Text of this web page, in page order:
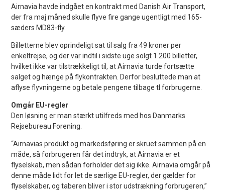
Airnavia havde indgået en kontrakt med Danish Air Transport,
der fra maj måned skulle flyve fire gange ugentligt med 165-
sæders MD83-fly.
Billetterne blev oprindeligt sat til salg fra 49 kroner per
enkeltrejse, og der var indtil i sidste uge solgt 1.200 billetter,
hvilket ikke var tilstrækkeligt til, at Airnavia turde fortsætte
salget og hænge på flykontrakten. Derfor besluttede man at
aflyse flyvningerne og betale pengene tilbage tl forbrugerne.
Omgår EU-regler
Den løsning er man stærkt utilfreds med hos Danmarks
Rejsebureau Forening.
“Airnavias produkt og markedsføring er skruet sammen på en
måde, så forbrugeren får det indtryk, at Airnavia er et
flyselskab, men sådan forholder det sig ikke. Airnavia omgår på
denne måde lidt for let de særlige EU-regler, der gælder for
flyselskaber, og taberen bliver i stor udstrækning forbrugeren,”